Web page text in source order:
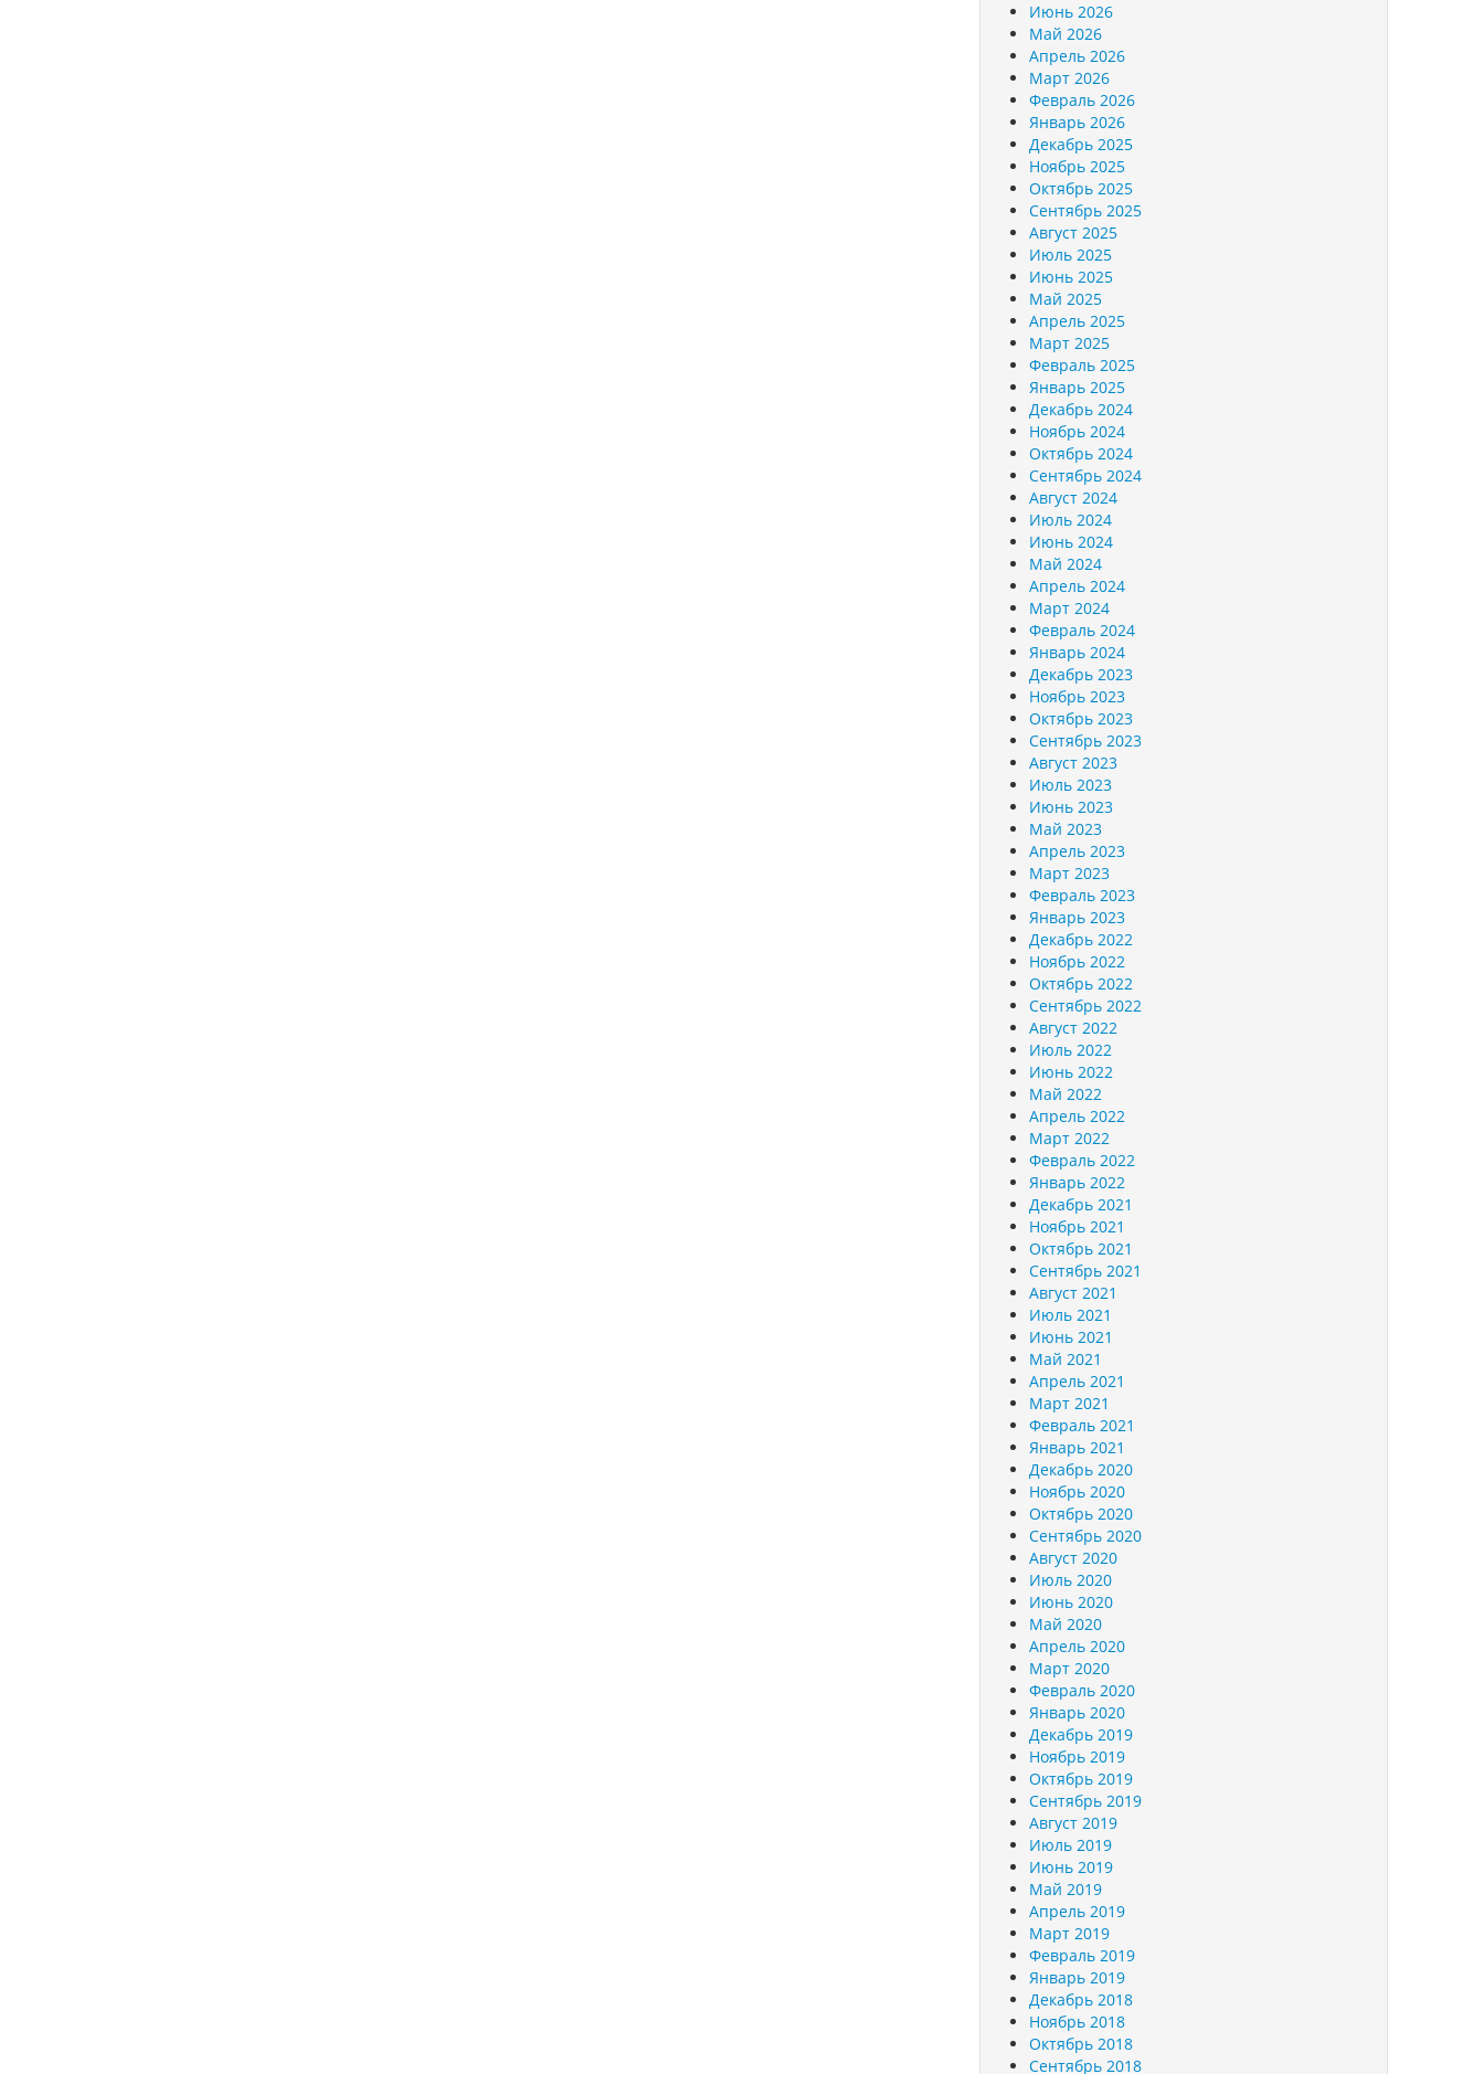
Июнь 2026
Май 2026
Апрель 2026
Март 2026
Февраль 2026
Январь 2026
Декабрь 2025
Ноябрь 2025
Октябрь 2025
Сентябрь 2025
Август 2025
Июль 2025
Июнь 2025
Май 2025
Апрель 2025
Март 2025
Февраль 2025
Январь 2025
Декабрь 2024
Ноябрь 2024
Октябрь 2024
Сентябрь 2024
Август 2024
Июль 2024
Июнь 2024
Май 2024
Апрель 2024
Март 2024
Февраль 2024
Январь 2024
Декабрь 2023
Ноябрь 2023
Октябрь 2023
Сентябрь 2023
Август 2023
Июль 2023
Июнь 2023
Май 2023
Апрель 2023
Март 2023
Февраль 2023
Январь 2023
Декабрь 2022
Ноябрь 2022
Октябрь 2022
Сентябрь 2022
Август 2022
Июль 2022
Июнь 2022
Май 2022
Апрель 2022
Март 2022
Февраль 2022
Январь 2022
Декабрь 2021
Ноябрь 2021
Октябрь 2021
Сентябрь 2021
Август 2021
Июль 2021
Июнь 2021
Май 2021
Апрель 2021
Март 2021
Февраль 2021
Январь 2021
Декабрь 2020
Ноябрь 2020
Октябрь 2020
Сентябрь 2020
Август 2020
Июль 2020
Июнь 2020
Май 2020
Апрель 2020
Март 2020
Февраль 2020
Январь 2020
Декабрь 2019
Ноябрь 2019
Октябрь 2019
Сентябрь 2019
Август 2019
Июль 2019
Июнь 2019
Май 2019
Апрель 2019
Март 2019
Февраль 2019
Январь 2019
Декабрь 2018
Ноябрь 2018
Октябрь 2018
Сентябрь 2018